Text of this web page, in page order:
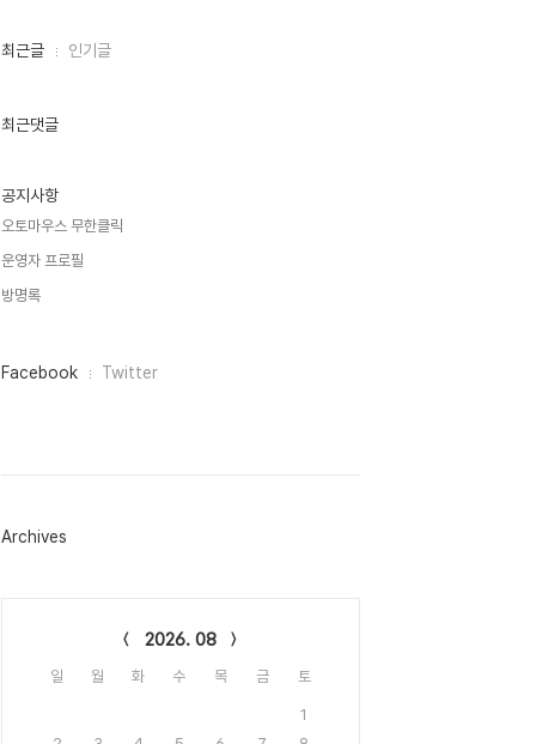
최
인
최근글 인기글
최근댓글
공지사항
오토마우스 무한클릭
운영자 프로필
방명록
페
그
Facebook Twitter
Archives
2026. 08
일 월 화 수 목 금 토
1